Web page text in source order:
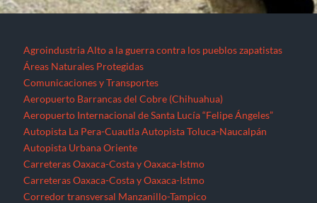
Agroindustria Alto a la guerra contra los pueblos zapatistas
Áreas Naturales Protegidas
Comunicaciones y Transportes
Aeropuerto Barrancas del Cobre (Chihuahua)
Aeropuerto Internacional de Santa Lucía “Felipe Ángeles”
Autopista La Pera-Cuautla Autopista Toluca-Naucalpán
Autopista Urbana Oriente
Carreteras Oaxaca-Costa y Oaxaca-Istmo
Carreteras Oaxaca-Costa y Oaxaca-Istmo
Corredor transversal Manzanillo-Tampico